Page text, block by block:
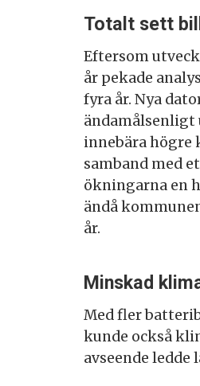
Totalt sett
Eftersom
år pekade
fyra år. Nya
ändamålsenligt
innebära högre
samband med
ökningarna en
ändå
år.
Minskad
Med fler
kunde också
avseende